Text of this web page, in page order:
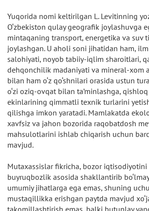
Yuqorida nomi keltirilgan L. Levitinning
O‘zbekiston qulay geografik joylashuvga
mintaqaning transport, energetika va suv
joylashgan. U aholi soni jihatidan ham,
salohiyati, noyob tabiiy-iqlim sharoitlari,
dehqonchilik madaniyati va mineral-xom
bilan ham o‘z qo‘shnilari orasida ustun
o‘zi oziq-ovqat bilan ta’minlashga, qishloq
ekinlarining qimmatli texnik turlarini
qilishga imkon yaratadi. Mamlakatda
xavfsiz va jahon bozorida raqobatdosh
mahsulotlarini ishlab chiqarish uchun
mavjud.
Mutaxassislar fikricha, bozor iqtisodiyotini
buyruqbozlik asosida shakllantirib
umumiy jihatlarga ega emas, shuning
mustaqillikka erishgan paytda mavjud
takomillashtirish emas, balki butunlay